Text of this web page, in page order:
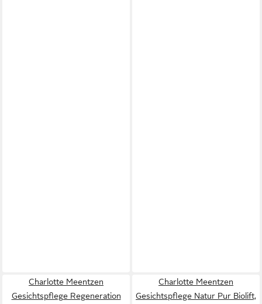
Charlotte Meentzen
Gesichtspflege Regeneration
Charlotte Meentzen
Gesichtspflege Natur Pur Biolift,